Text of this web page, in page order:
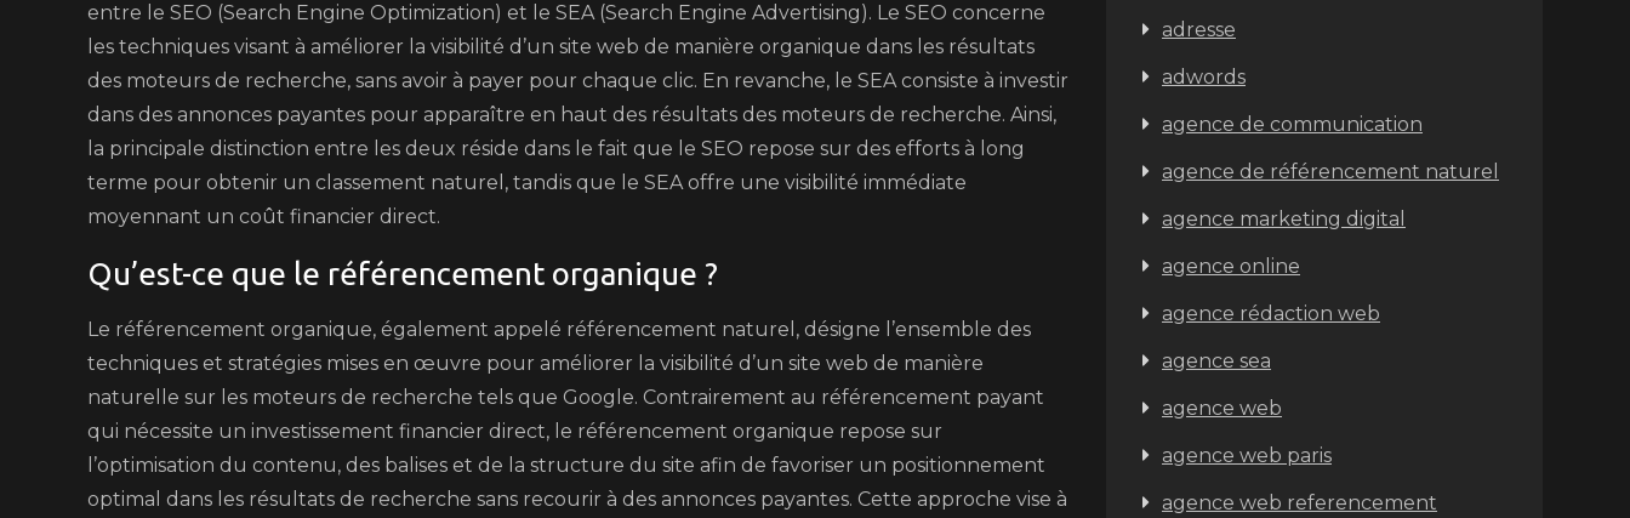
entre le SEO (Search Engine Optimization) et le SEA (Search Engine Advertising). Le SEO concerne
les techniques visant à améliorer la visibilité d’un site web de manière organique dans les résultats
des moteurs de recherche, sans avoir à payer pour chaque clic. En revanche, le SEA consiste à investir
dans des annonces payantes pour apparaître en haut des résultats des moteurs de recherche. Ainsi,
la principale distinction entre les deux réside dans le fait que le SEO repose sur des efforts à long
terme pour obtenir un classement naturel, tandis que le SEA offre une visibilité immédiate
moyennant un coût financier direct.
Qu’est-ce que le référencement organique ?
Le référencement organique, également appelé référencement naturel, désigne l’ensemble des
techniques et stratégies mises en œuvre pour améliorer la visibilité d’un site web de manière
naturelle sur les moteurs de recherche tels que Google. Contrairement au référencement payant
qui nécessite un investissement financier direct, le référencement organique repose sur
l’optimisation du contenu, des balises et de la structure du site afin de favoriser un positionnement
optimal dans les résultats de recherche sans recourir à des annonces payantes. Cette approche vise à
adresse
adwords
agence de communication
agence de référencement naturel
agence marketing digital
agence online
agence rédaction web
agence sea
agence web
agence web paris
agence web referencement